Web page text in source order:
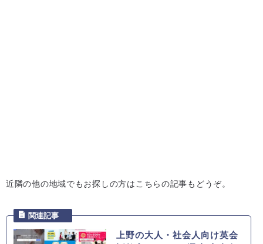
近隣の他の地域でもお探しの方はこちらの記事もどうぞ。
上野の大人・社会人向け英会